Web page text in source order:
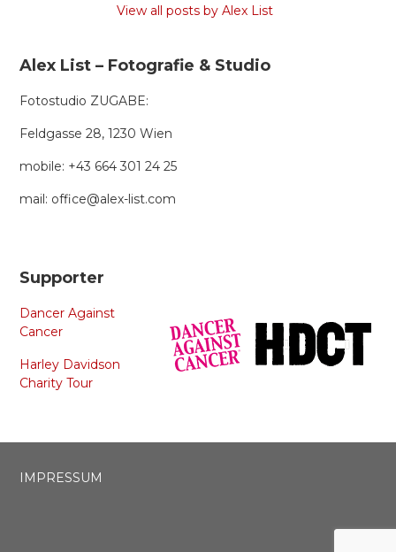
View all posts by Alex List
Alex List – Fotografie & Studio
Fotostudio ZUGABE:
Feldgasse 28, 1230 Wien
mobile: +43 664 301 24 25
mail: office@alex-list.com
Supporter
Dancer Against
Cancer
Harley Davidson
Charity Tour
IMPRESSUM